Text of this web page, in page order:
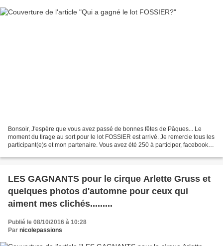
Bonsoir, J'espère que vous avez passé de bonnes fêtes de Pâques... Le
moment du tirage au sort pour le lot FOSSIER est arrivé. Je remercie tous les
participant(e)s et mon partenaire. Vous avez été 250 à participer, facebook et
LES GAGNANTS pour le cirque Arlette Gruss et
quelques photos d'automne pour ceux qui
aiment mes clichés.........
Publié le 08/10/2016 à 10:28
Par nicolepassions